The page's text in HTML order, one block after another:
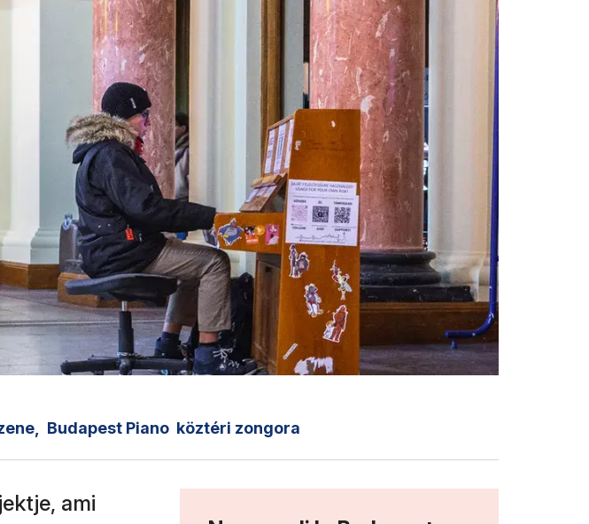
Budapest Piano köztéri zongora
ami